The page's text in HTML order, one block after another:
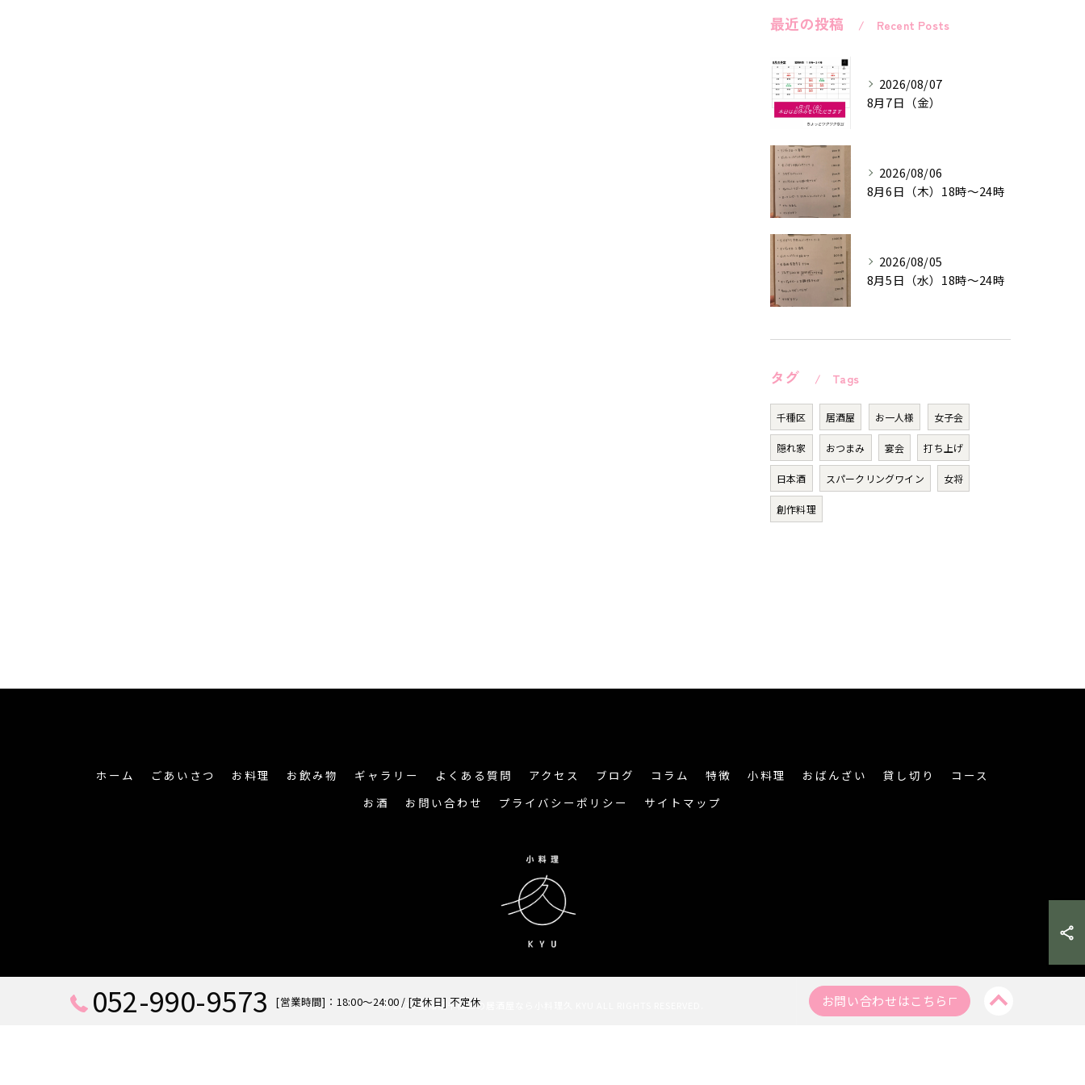
最近の投稿 Recent Posts
2026/08/07
8月7日（金）
2026/08/06
8月6日（木）18時〜24時
2026/08/05
8月5日（水）18時〜24時
タグ Tags
千種区 居酒屋 お一人様 女子会
隠れ家 おつまみ 宴会 打ち上げ
日本酒 スパークリングワイン 女将
創作料理
052-990-9573 [営業時間]：18:00～24:00 / [定休日] 不定休 お問い合わせはこちら
ホーム ごあいさつ お料理 お飲み物 ギャラリー よくある質問 アクセス ブログ コラム 特徴 小料理 おばんざい 貸し切り
コース
お酒
お問い合わせ プライバシーポリシー サイトマップ
© 2026 愛知県千種区の居酒屋なら小料理久 KYU ALL RIGHTS RESERVED.